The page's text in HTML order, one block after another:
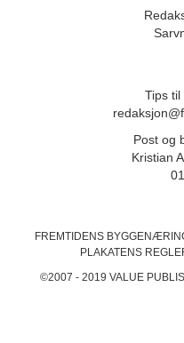
Tips til
Post og
Kristian
FREMTIDENS
PLAKATENS
©2007 - 2019 VALUE